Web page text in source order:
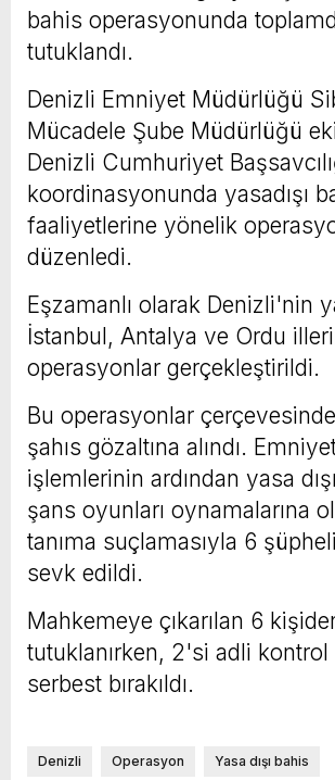
bahis operasyonunda
tutuklandı.
Denizli Emniyet Müdürlüğü
Mücadele Şube Müdürlüğü
Denizli Cumhuriyet
koordinasyonunda yasadışı
faaliyetlerine yönelik
düzenledi.
Eşzamanlı olarak Denizli'nin
İstanbul, Antalya ve Ordu
operasyonlar gerçekleştirildi.
Bu operasyonlar
şahıs gözaltına alındı.
işlemlerinin ardından yasa
şans oyunları oynamalarına
tanıma suçlamasıyla 6
sevk edildi.
Mahkemeye çıkarılan 6
tutuklanırken, 2'si adli kontrol
serbest bırakıldı.
Denizli Operasyon Yasa dışı bahis